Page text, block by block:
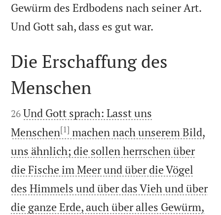
Gewürm des Erdbodens nach seiner Art.
Und Gott sah, dass es gut war.

Die Erschaffung des
Menschen

26 Und Gott sprach: Lasst uns
Menschen[1] machen nach unserem Bild,
uns ähnlich; die sollen herrschen über
die Fische im Meer und über die Vögel
des Himmels und über das Vieh und über
die ganze Erde, auch über alles Gewürm,